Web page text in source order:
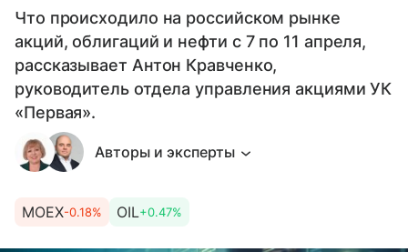
Что происходило на российском рынке
акций, облигаций и нефти с 7 по 11 апреля,
рассказывает Антон Кравченко,
руководитель отдела управления акциями УК
«Первая».
Авторы и эксперты
MOEX-0.18% OIL+0.47%